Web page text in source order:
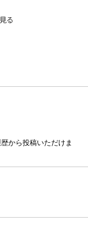
から投稿いただけま